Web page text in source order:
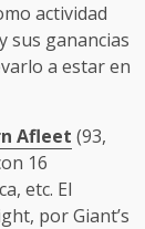
actividad
sus ganancias
a estar en
Afleet (93,
16
etc. El
por Giant’s